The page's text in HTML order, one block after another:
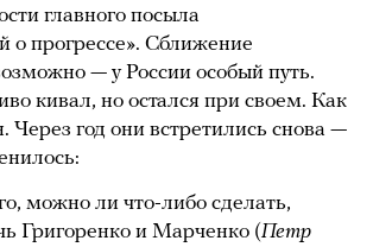
главного посыла
о прогрессе». Сближение
— у России особый путь.
кивал, но остался при своем. Как
год они встретились снова —
можно ли что-либо сделать,
Григоренко и Марченко (Петр